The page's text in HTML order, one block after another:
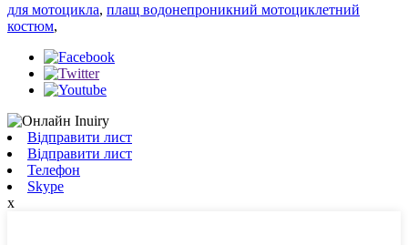
для мотоцикла, плащ водонепроникний мотоциклетний
костюм,
Відправити лист
Відправити лист
Телефон
Skype
x